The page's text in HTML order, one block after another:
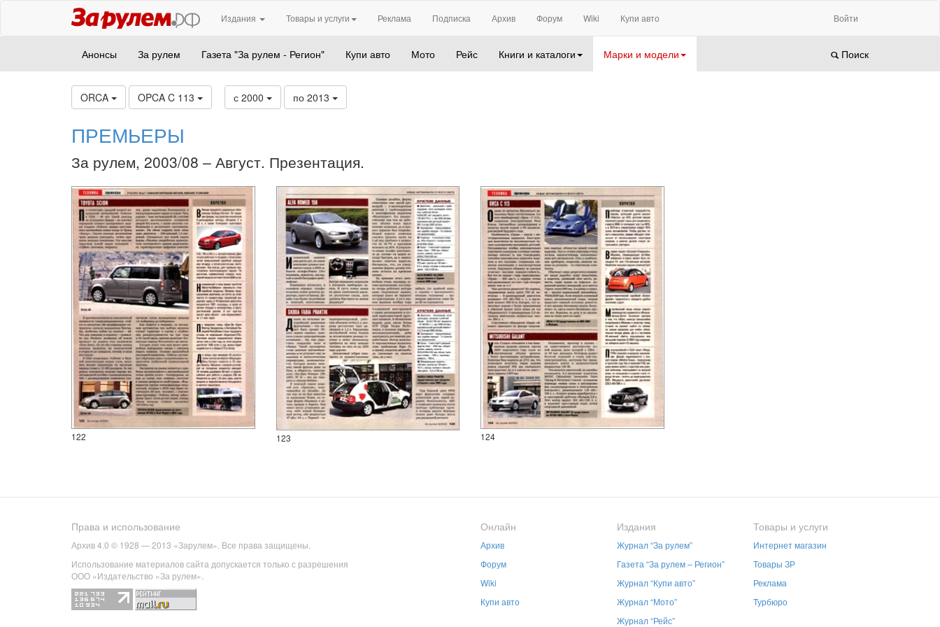
Издания Товары и услуги Реклама Подписка Архив Форум Wiki Купи авто Войти
Анонсы За рулем Газета "За рулем - Регион" Купи авто Мото Рейс Книги и каталоги Марки и модели Поиск
ORCA OPCA C 113 с 2000 по 2013
ПРЕМЬЕРЫ
За рулем, 2003/08 – Август. Презентация.
122 123 124
Права и использование
Архив 4.0 © 1928 — 2013 «Зарулем». Все права защищены.
Использование материалов сайта допускается только с разрешения
ООО «Издательство «За рулем».
Онлайн
Архив
Форум
Wiki
Купи авто
Издания
Журнал “За рулем”
Газета “За рулем – Регион”
Журнал “Купи авто”
Журнал “Мото”
Журнал “Рейс”
Товары и услуги
Интернет магазин
Товары ЗР
Реклама
Турбюро